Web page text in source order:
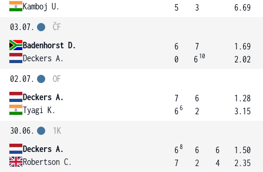
Kamboj U.
5
3
6.69
03.07.
Badenhorst D.
Deckers A.
ČF
6
0
7
6 10
1.69
2.02
02.07.
Deckers A.
Tyagi K.
OF
7
66
6
2
1.28
3.15
30.06.
Deckers A.
Robertson C.
1K
68
7
6
2
6
4
1.50
2.35